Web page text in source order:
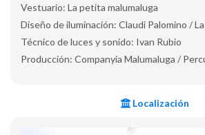
Vestuario: La petita malumaluga
Diseño de iluminación: Claudi Palomino /
Técnico de luces y sonido: Ivan Rubio
Producción: Companyia Malumaluga /
Localización